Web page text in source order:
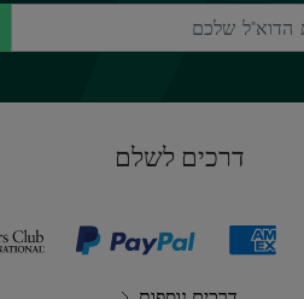
דרכים לשלם